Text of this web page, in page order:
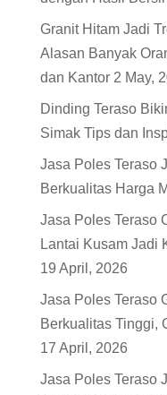
Granit Hitam Jadi
Alasan Banyak
dan Kantor 2 May,
Dinding Teraso
Simak Tips dan
Jasa Poles Teraso
Berkualitas Harga
Jasa Poles Teraso
Lantai Kusam Jadi
19 April, 2026
Jasa Poles Teraso
Berkualitas Tinggi,
17 April, 2026
Jasa Poles Teraso